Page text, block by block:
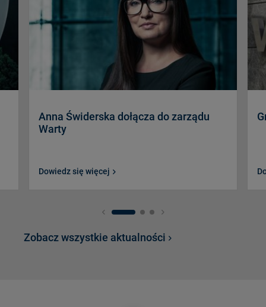
Anna Świderska dołącza do zarządu
Warty
Dowiedz się więcej
Zobacz wszystkie aktualności